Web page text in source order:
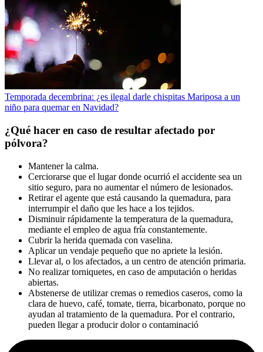
Temporada decembrina: ¿es ilegal darle chispitas Mariposa a un
niño para quemar en Navidad?
¿Qué hacer en caso de resultar afectado por
pólvora?
Mantener la calma.
Cerciorarse que el lugar donde ocurrió el accidente sea un
sitio seguro, para no aumentar el número de lesionados.
Retirar el agente que está causando la quemadura, para
interrumpir el daño que les hace a los tejidos.
Disminuir rápidamente la temperatura de la quemadura,
mediante el empleo de agua fría constantemente.
Cubrir la herida quemada con vaselina.
Aplicar un vendaje pequeño que no apriete la lesión.
Llevar al, o los afectados, a un centro de atención primaria.
No realizar torniquetes, en caso de amputación o heridas
abiertas.
Abstenerse de utilizar cremas o remedios caseros, como la
clara de huevo, café, tomate, tierra, bicarbonato, porque no
ayudan al tratamiento de la quemadura. Por el contrario,
pueden llegar a producir dolor o contaminació